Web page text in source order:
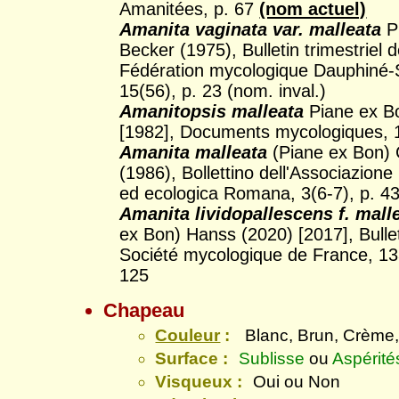
Amanitées, p. 67 (nom actuel)
Amanita vaginata var. malleata
Becker (1975), Bulletin trimestriel
Fédération mycologique
15(56), p. 23 (nom. inval.)
Amanitopsis malleata Piane ex
[1982], Documents mycologiques,
Amanita malleata (Piane ex Bon)
(1986), Bollettino dell'Associazione
ed ecologica Romana, 3(6-7), p.
Amanita lividopallescens f.
ex Bon) Hanss (2020) [2017],
Société mycologique de France,
125
Chapeau
Couleur:
Blanc, Brun,
Surface :
Sublisse ou
Visqueux :
Oui ou Non